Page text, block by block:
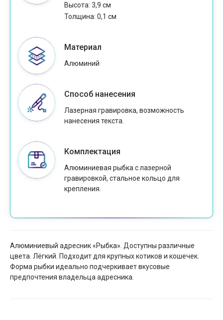
Высота: 3,9 см
Толщина: 0,1 см
Материал
Алюминий
Способ нанесения
Лазерная гравировка, возможность
нанесения текста.
Комплектация
Алюминиевая рыбка с лазерной
гравировкой, стальное кольцо для
крепления.
Алюминиевый адресник «Рыбка». Доступны различные
цвета. Лёгкий. Подходит для крупных котиков и кошечек.
Форма рыбки идеально подчеркивает вкусовые
предпочтения владельца адресника.